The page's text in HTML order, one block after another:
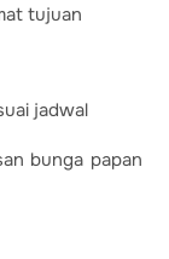
tujuan
jadwal
bunga papan